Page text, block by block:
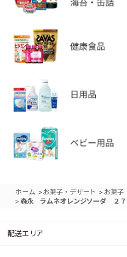
ホーム >お菓子・デザート > お菓子
> 森永 ラムネオレンジソーダ ２７
配送エリア